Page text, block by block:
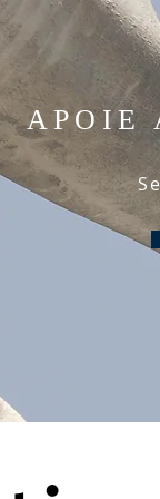
APOIE